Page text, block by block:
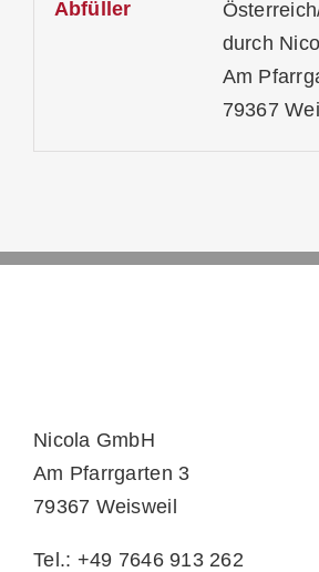
Abfüller
durch
Am
79367
Nicola GmbH
Am Pfarrgarten 3
79367 Weisweil
Tel.: +49 7646 913 262